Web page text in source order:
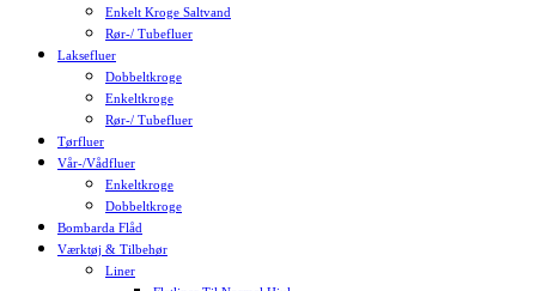
Enkelt Kroge Saltvand
Rør-/ Tubefluer
Laksefluer
Dobbeltkroge
Enkeltkroge
Rør-/ Tubefluer
Tørfluer
Vår-/Vådfluer
Enkeltkroge
Dobbeltkroge
Bombarda Flåd
Værktøj & Tilbehør
Liner